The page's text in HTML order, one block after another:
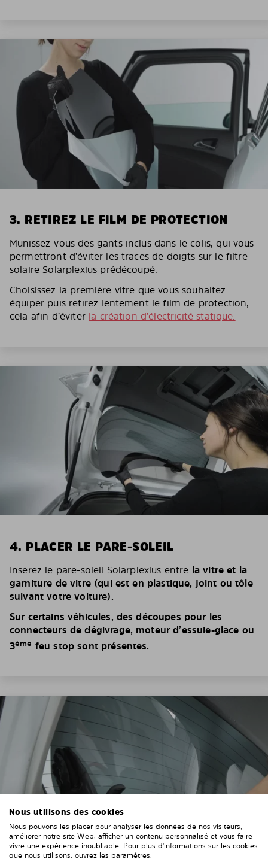
3. RETIREZ LE FILM DE PROTECTION
Munissez-vous des gants inclus dans le colis, qui vous
permettront d’éviter les traces de doigts sur le filtre
solaire Solarplexius prédécoupé.
Choisissez la première vitre que vous souhaitez
équiper puis retirez lentement le film de protection,
cela afin d’éviter la création d’électricité statique.
4. PLACER LE PARE-SOLEIL
Insérez le pare-soleil Solarplexius entre la vitre et la
garniture de vitre (qui est en plastique, joint ou tôle
suivant votre voiture).
Sur certains véhicules, des découpes pour les
connecteurs de dégivrage, moteur d’essuie-glace ou
3ème feu stop sont présentes.
Nous utilisons des cookies
Nous pouvons les placer pour analyser les données de nos visiteurs,
améliorer notre site Web, afficher un contenu personnalisé et vous faire
vivre une expérience inoubliable. Pour plus d'informations sur les cookies
que nous utilisons, ouvrez les paramètres.